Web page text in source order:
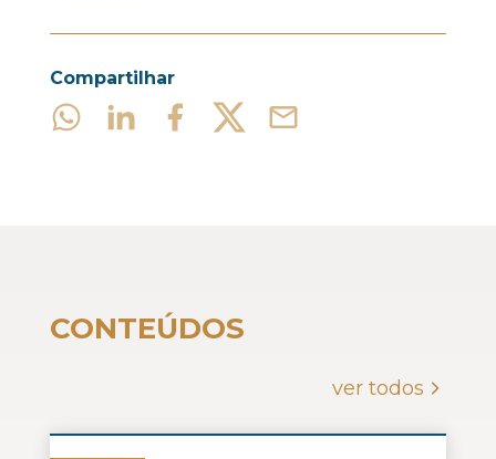
Compartilhar
CONTEÚDOS
ver todos